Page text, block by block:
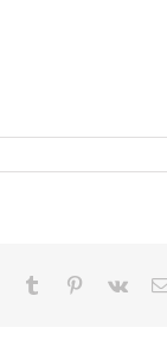
WhatsApp
Tumblr Pinterest
Vk